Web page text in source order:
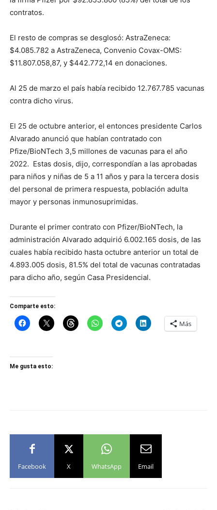
contratos.
El resto de compras se desglosó: AstraZeneca:
$4.085.782 a AstraZeneca, Convenio Covax-OMS:
$11.807.058,87, y $442.772,14 en donaciones.
Al 25 de marzo el país había recibido 12.767.785 vacunas
contra dicho virus.
El 25 de octubre anterior, el entonces presidente Carlos
Alvarado anunció que habían contratado con
Pfize/BioNTech 3,5 millones de vacunas para el año
2022. Estas dosis, dijo, correspondían a las aprobadas
para niños y niñas de 5 a 11 años y para la tercera dosis
del personal de primera respuesta, población adulta
mayor y personas inmunosuprimidas.
Durante el primer contrato con Pfizer/BioNTech, la
administración Alvarado adquirió 6.002.165 dosis, de las
cuales había recibido hasta octubre anterior un total de
4.893.005 dosis, 81.5% del total de vacunas contratadas
para dicho año, según Casa Presidencial.
Comparte esto:
Más
Me gusta esto:
Facebook X WhatsApp Email